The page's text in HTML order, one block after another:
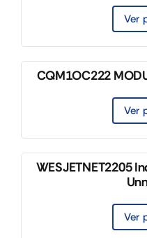
Ver
CQM1OC222
Ver
WESJETNET2205
Ver